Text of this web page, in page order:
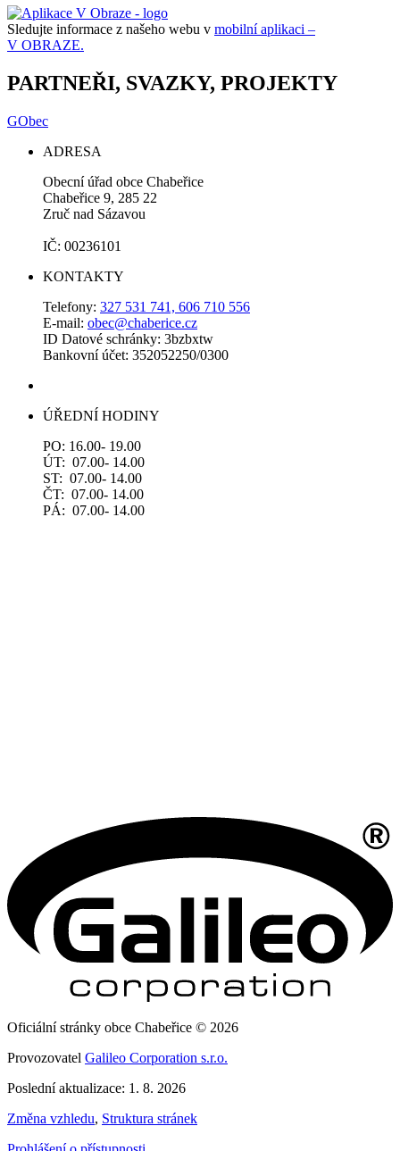
Sledujte informace z našeho webu v mobilní aplikaci –
V OBRAZE.
PARTNEŘI, SVAZKY, PROJEKTY
GObec
ADRESA
Obecní úřad obce Chabeřice
Chabeřice 9, 285 22
Zruč nad Sázavou
IČ: 00236101
KONTAKTY
Telefony: 327 531 741, 606 710 556
E-mail: obec@chaberice.cz
ID Datové schránky: 3bzbxtw
Bankovní účet: 352052250/0300
ÚŘEDNÍ HODINY
PO: 16.00- 19.00
ÚT: 07.00- 14.00
ST: 07.00- 14.00
ČT: 07.00- 14.00
PÁ: 07.00- 14.00
Oficiální stránky obce Chabeřice © 2026
Provozovatel Galileo Corporation s.r.o.
Poslední aktualizace: 1. 8. 2026
Změna vzhledu, Struktura stránek